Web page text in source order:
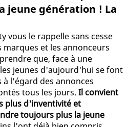
jeune génération ! La
vous le rappelle sans cesse
et les annonceurs
que, face à une
jeunes d'aujourd'hui se font
à l'égard des annonces
tous les jours. Il convient
plus d'inventivité et
toujours plus la jeune